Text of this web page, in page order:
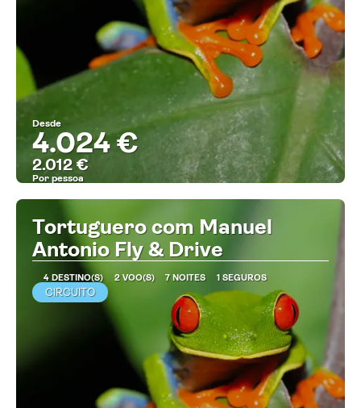
Desde
4.024 €
2.012 €
Por pessoa
MAIS INFORMAÇÃO
Tortuguero com Manuel
Antonio Fly & Drive
4 DESTINO(S) 2 VOO(S) 7 NOITES 1 SEGUROS
CIRCUITO